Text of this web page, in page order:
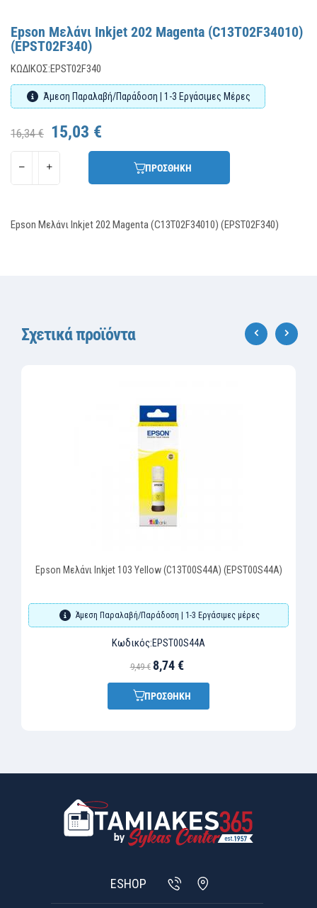
Epson Μελάνι Inkjet 202 Magenta (C13T02F34010)
(EPST02F340)
ΚΩΔΙΚΌΣ:EPST02F340
Άμεση Παραλαβή/Παράδοση | 1-3 Εργάσιμες Μέρες
16,34 € 15,03 €
ΠΡΟΣΘΗΚΗ
Epson Μελάνι Inkjet 202 Magenta (C13T02F34010) (EPST02F340)
Σχετικά προϊόντα
Epson Μελάνι Inkjet 103 Yellow (C13T00S44A) (EPST00S44A)
Άμεση Παραλαβή/Παράδοση | 1-3 Εργάσιμες μέρες
Κωδικός:EPST00S44A
9,49 € 8,74 €
ΠΡΟΣΘΗΚΗ
ESHOP